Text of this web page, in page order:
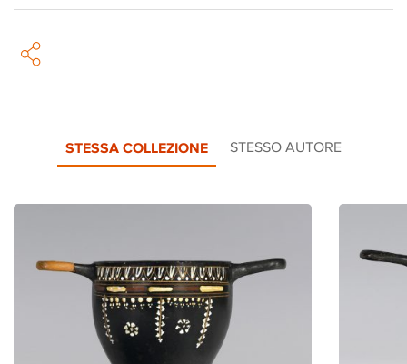
STESSA COLLEZIONE STESSO AUTORE